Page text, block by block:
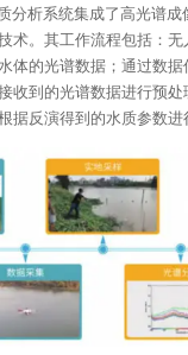
分析系统集成了高光谱
术。其工作流程包括：
体的光谱数据；通过数
收到的光谱数据进行预
据反演得到的水质参数进